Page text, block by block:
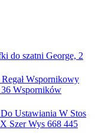
do szatni George, 2
Wspornikowy
Wsporników
Ustawiania W Stos
Szer Wys 668 445